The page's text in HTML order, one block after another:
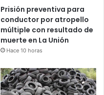
Prisión preventiva para
conductor por atropello
múltiple con resultado de
muerte en La Unión
Hace 10 horas